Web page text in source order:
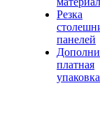
Резка
панелей
платная
упаковка